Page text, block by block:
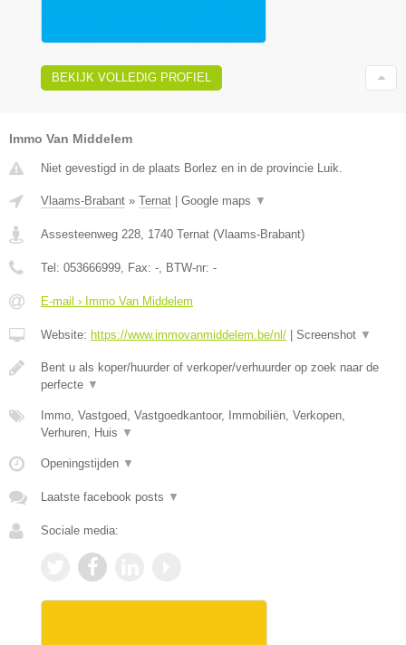
BEKIJK VOLLEDIG PROFIEL
Immo Van Middelem
Niet gevestigd in de plaats Borlez en in de provincie Luik.
Vlaams-Brabant » Ternat Google maps ▼
Assesteenweg 228 1740 Ternat (Vlaams-Brabant)
Tel: 053666999 , Fax: - , BTW-nr: -
E-mail › Immo Van Middelem
Website: https://www.immovanmiddelem.be/nl/ Screenshot ▼
Bent u als koper/huurder of verkoper/verhuurder op zoek naar de
perfecte ▼
Immo, Vastgoed, Vastgoedkantoor, Immobiliën, Verkopen,
Verhuren, Huis ▼
Openingstijden ▼
Laatste facebook posts ▼
Sociale media: